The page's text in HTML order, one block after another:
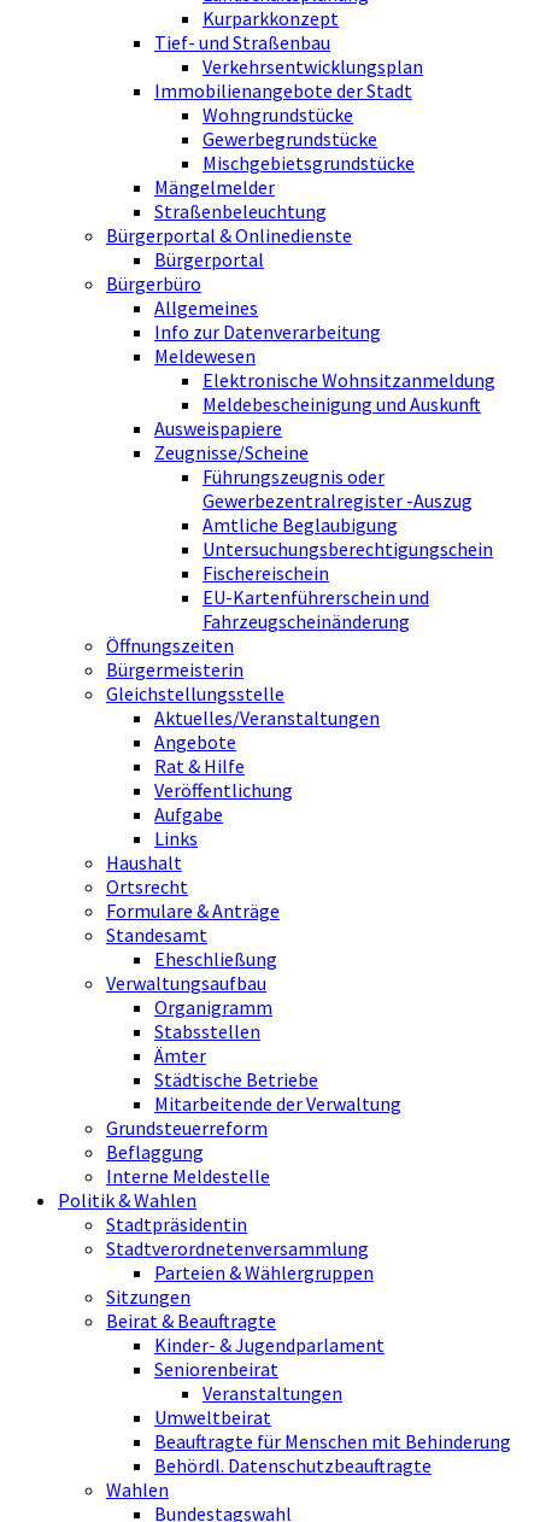
Kurparkkonzept
Tief- und Straßenbau
Verkehrsentwicklungsplan
Immobilienangebote der Stadt
Wohngrundstücke
Gewerbegrundstücke
Mischgebietsgrundstücke
Mängelmelder
Straßenbeleuchtung
Bürgerportal & Onlinedienste
Bürgerportal
Bürgerbüro
Allgemeines
Info zur Datenverarbeitung
Meldewesen
Elektronische Wohnsitzanmeldung
Meldebescheinigung und Auskunft
Ausweispapiere
Zeugnisse/Scheine
Führungszeugnis oder
Gewerbezentralregister -Auszug
Amtliche Beglaubigung
Untersuchungsberechtigungschein
Fischereischein
EU-Kartenführerschein und
Fahrzeugscheinänderung
Öffnungszeiten
Bürgermeisterin
Gleichstellungsstelle
Aktuelles/Veranstaltungen
Angebote
Rat & Hilfe
Veröffentlichung
Aufgabe
Links
Haushalt
Ortsrecht
Formulare & Anträge
Standesamt
Eheschließung
Verwaltungsaufbau
Organigramm
Stabsstellen
Ämter
Städtische Betriebe
Mitarbeitende der Verwaltung
Grundsteuerreform
Beflaggung
Interne Meldestelle
Politik & Wahlen
Stadtpräsidentin
Stadtverordnetenversammlung
Parteien & Wählergruppen
Sitzungen
Beirat & Beauftragte
Kinder- & Jugendparlament
Seniorenbeirat
Veranstaltungen
Umweltbeirat
Beauftragte für Menschen mit Behinderung
Behördl. Datenschutzbeauftragte
Wahlen
Bundestagswahl